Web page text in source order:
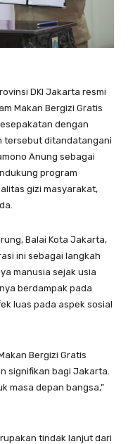
DKI Jakarta resmi
Makan Bergizi Gratis
dengan
tersebut ditandatangani
Anung sebagai
program
gizi masyarakat,
Balai Kota Jakarta,
ini sebagai langkah
manusia sejak usia
berdampak pada
luas pada aspek sosial
Bergizi Gratis
signifikan bagi Jakarta.
masa depan bangsa,”
tindak lanjut dari